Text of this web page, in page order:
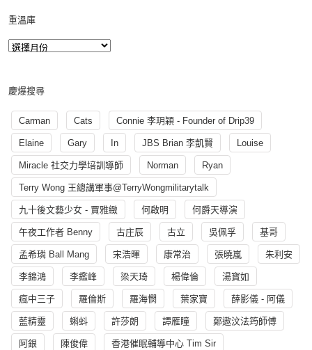
重溫庫
慶爆搜尋
Carman Cats Connie 李玥穎 - Founder of Drip39
Elaine Gary In JBS Brian 李凱賢 Louise
Miracle 社交力學培訓導師 Norman Ryan
Terry Wong 王總講軍事@TerryWongmilitarytalk
九十後文藝少女 - 賈雅緻 何啟明 何爵天導演
午夜工作者 Benny 古庄辰 古立 吳佩孚 基哥
孟希璘 Ball Mang 宋浩暉 康常治 張曉嵐 朱利安
李錦鴻 李鑑峰 梁天琦 楊偉倫 湯寳如
瘋中三子 羅倫斯 羅海憫 葉家寶 薛影儀 - 阿儀
藍精靈 蝌蚪 許莎朗 譚雁瞳 鄭遨汶法筠師傅
阿銀 陳俊偉 香港催眠輔導中心 Tim Sir